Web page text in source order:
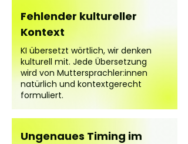
Fehlender kultureller
Kontext
KI übersetzt wörtlich, wir denken
kulturell mit. Jede Übersetzung
wird von Muttersprachler:innen
natürlich und kontextgerecht
formuliert.
Ungenaues Timing im